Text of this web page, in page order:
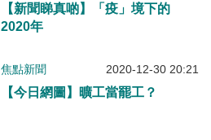
【新聞睇真啲】「疫」境下的
2020年
焦點新聞 2020-12-30 20:21
【今日網圖】曠工當罷工？